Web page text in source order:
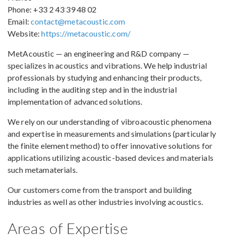
Phone: +33 2 43 39 48 02
Email:contact@metacoustic.com
Website:https://metacoustic.com/
MetAcoustic — an engineering and R&D company —
specializes in acoustics and vibrations. We help industrial
professionals by studying and enhancing their products,
including in the auditing step and in the industrial
implementation of advanced solutions.
We rely on our understanding of vibroacoustic phenomena
and expertise in measurements and simulations (particularly
the finite element method) to offer innovative solutions for
applications utilizing acoustic-based devices and materials
such metamaterials.
Our customers come from the transport and building
industries as well as other industries involving acoustics.
Areas of Expertise